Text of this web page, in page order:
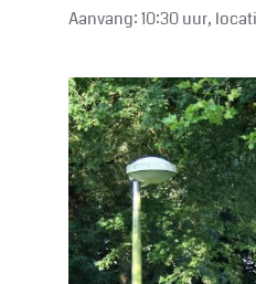
Aanvang: 10:30 uur,